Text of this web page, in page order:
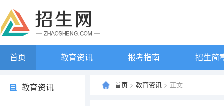
首页 教育资讯 报考指南 招生简
教育资讯 首页 > 教育资讯 > 正文